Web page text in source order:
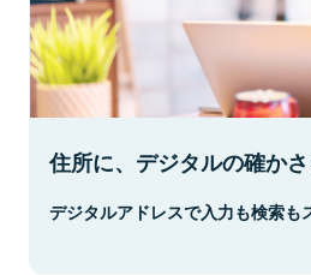
住所に、デジタルの確かさ
デジタルアドレスで入力も検索も